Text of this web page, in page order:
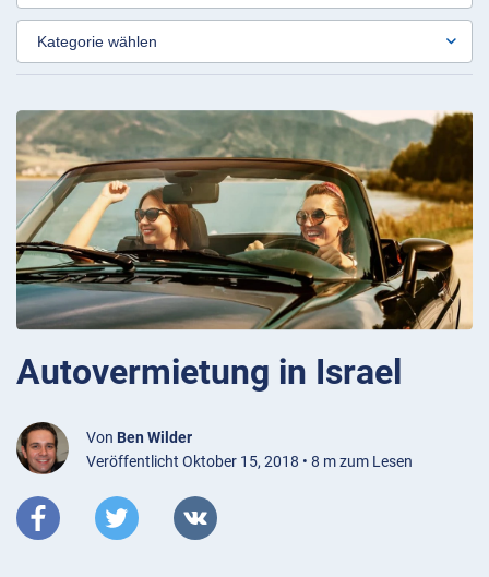
Autovermietung in Israel
Von Ben Wilder
Veröffentlicht Oktober 15, 2018 • 8 m zum Lesen